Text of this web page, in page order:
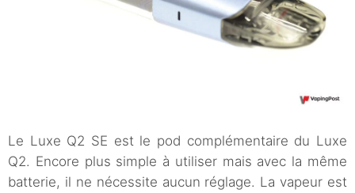
Le Luxe Q2 SE est le pod complémentaire du Luxe
Q2. Encore plus simple à utiliser mais avec la même
batterie, il ne nécessite aucun réglage. La vapeur est